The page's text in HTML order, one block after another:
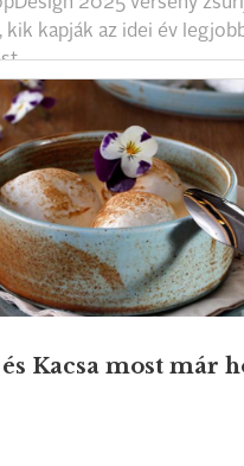
kik kapják az idei év
Kacsa most már